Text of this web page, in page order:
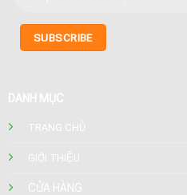
DANH MỤC
TRANG CHỦ
GIỚI THIỆU
CỬA HÀNG